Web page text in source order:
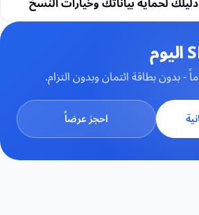
احجز عرضاً